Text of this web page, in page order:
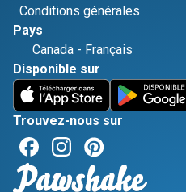
Conditions générales
Pays
Canada - Français
Disponible sur
Trouvez-nous sur